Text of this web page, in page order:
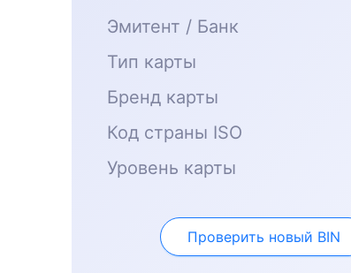
Эмитент / Банк
Тип карты
Бренд карты
Код страны ISO
Уровень карты
Проверить новый BIN